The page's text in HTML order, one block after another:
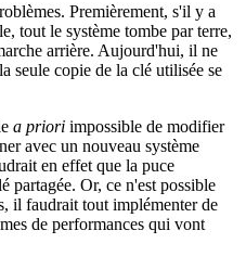
Premièrement, s'il y a
tout le système tombe par terre,
arrière. Aujourd'hui, il ne
seule copie de la clé utilisée se
a priori impossible de modifier
avec un nouveau système
en effet que la puce
partagée. Or, ce n'est possible
il faudrait tout implémenter de
de performances qui vont